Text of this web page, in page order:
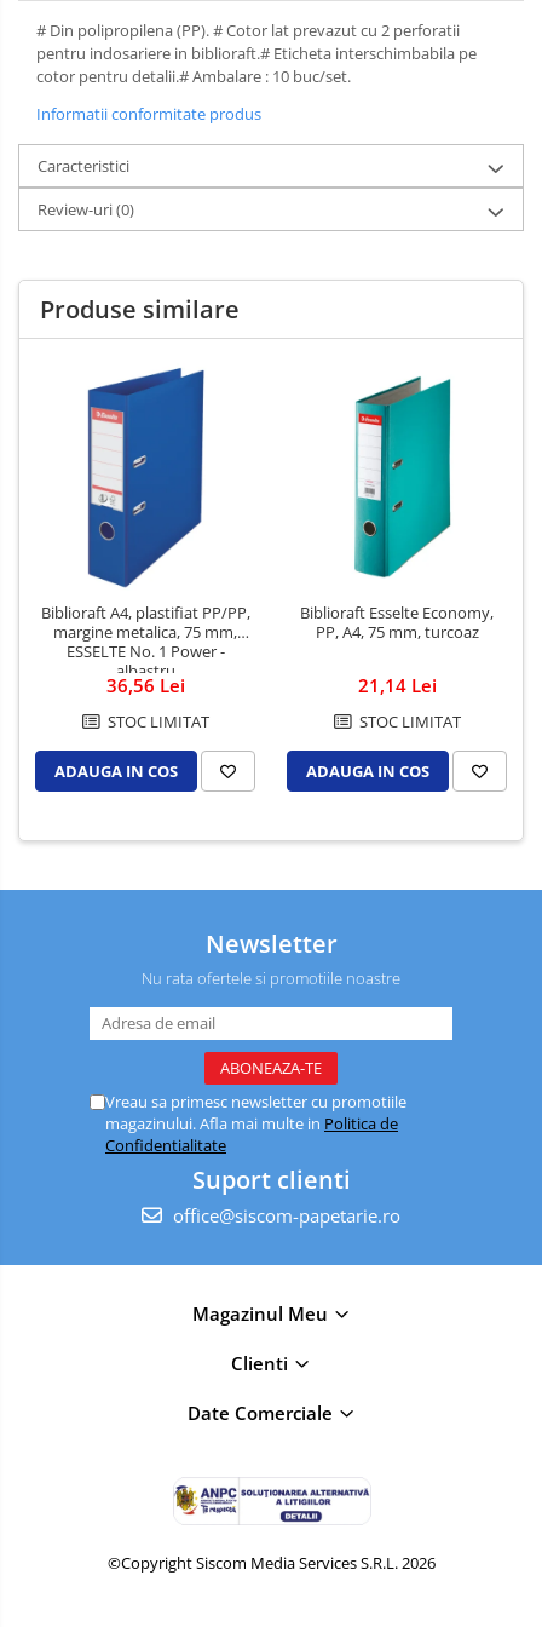
Spray-uri mobila
# Din polipropilena (PP). # Cotor lat prevazut cu 2 perforatii
pentru indosariere in biblioraft.# Eticheta interschimbabila pe
cotor pentru detalii.# Ambalare : 10 buc/set.
Informatii conformitate produs
Caracteristici
Review-uri(0)
Produse similare
Biblioraft A4, plastifiat PP/PP,
margine metalica, 75 mm,
ESSELTE No. 1 Power -
albastru
36,56 Lei
STOC LIMITAT
ADAUGA IN COS
Biblioraft Esselte Economy,
PP, A4, 75 mm, turcoaz
21,14 Lei
STOC LIMITAT
ADAUGA IN COS
Newsletter
Nu rata ofertele si promotiile noastre
Vreau sa primesc newsletter cu promotiile
magazinului. Afla mai multe in Politica de
Confidentialitate
Suport clienti
office@siscom-papetarie.ro
Magazinul Meu
Clienti
Date Comerciale
©Copyright Siscom Media Services S.R.L. 2026